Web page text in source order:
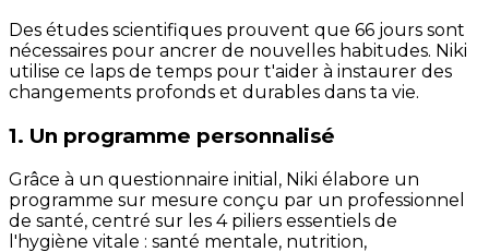
Des études scientifiques prouvent que 66 jours sont
nécessaires pour ancrer de nouvelles habitudes. Niki
utilise ce laps de temps pour t'aider à instaurer des
changements profonds et durables dans ta vie.
1. Un programme personnalisé
Grâce à un questionnaire initial, Niki élabore un
programme sur mesure conçu par un professionnel
de santé, centré sur les 4 piliers essentiels de
l'hygiène vitale : santé mentale, nutrition,